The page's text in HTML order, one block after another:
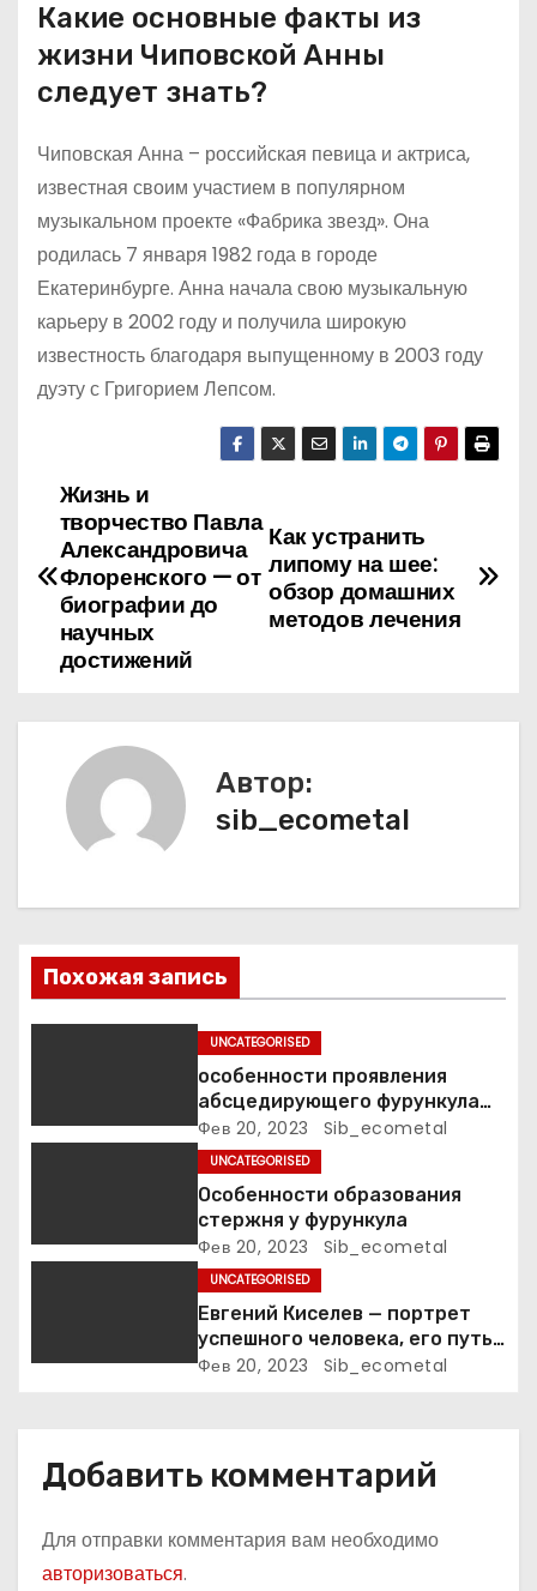
Какие основные факты из
жизни Чиповской Анны
следует знать?
Чиповская Анна – российская певица и актриса,
известная своим участием в популярном
музыкальном проекте «Фабрика звезд». Она
родилась 7 января 1982 года в городе
Екатеринбурге. Анна начала свою музыкальную
карьеру в 2002 году и получила широкую
известность благодаря выпущенному в 2003 году
дуэту с Григорием Лепсом.
Н
а
я
п
о
с
м
Как устранить
липому на шее:
обзор домашних
методов лечения
Жизнь и
творчество Павла
Александровича
Флоренского — от
биографии до
научных
достижений
Автор:
sib_ecometal
Похожая запись
UNCATEGORISED
особенности проявления
абсцедирующего фурункула
код по МКБ-10
Фев 20, 2023 Sib_ecometal
UNCATEGORISED
Особенности образования
стержня у фурункула
Фев 20, 2023 Sib_ecometal
UNCATEGORISED
Евгений Киселев — портрет
успешного человека, его путь
к славе и личное счастье
Фев 20, 2023 Sib_ecometal
Добавить комментарий
Для отправки комментария вам необходимо
авторизоваться.